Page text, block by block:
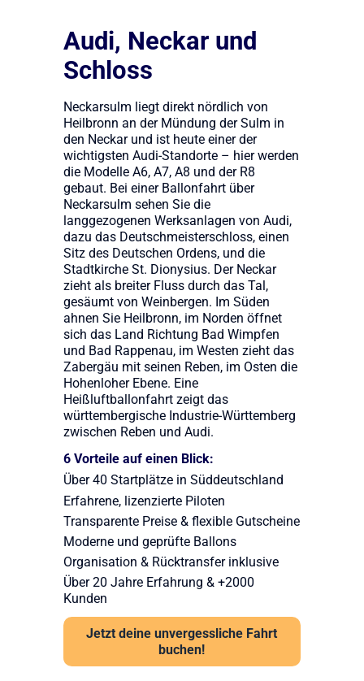
Audi, Neckar und
Schloss
Neckarsulm liegt direkt nördlich von
Heilbronn an der Mündung der Sulm in
den Neckar und ist heute einer der
wichtigsten Audi-Standorte – hier werden
die Modelle A6, A7, A8 und der R8
gebaut. Bei einer Ballonfahrt über
Neckarsulm sehen Sie die
langgezogenen Werksanlagen von Audi,
dazu das Deutschmeisterschloss, einen
Sitz des Deutschen Ordens, und die
Stadtkirche St. Dionysius. Der Neckar
zieht als breiter Fluss durch das Tal,
gesäumt von Weinbergen. Im Süden
ahnen Sie Heilbronn, im Norden öffnet
sich das Land Richtung Bad Wimpfen
und Bad Rappenau, im Westen zieht das
Zabergäu mit seinen Reben, im Osten die
Hohenloher Ebene. Eine
Heißluftballonfahrt zeigt das
württembergische Industrie-Württemberg
zwischen Reben und Audi.
6 Vorteile auf einen Blick:
Über 40 Startplätze in Süddeutschland
Erfahrene, lizenzierte Piloten
Transparente Preise & flexible Gutscheine
Moderne und geprüfte Ballons
Organisation & Rücktransfer inklusive
Über 20 Jahre Erfahrung & +2000
Kunden
Jetzt deine unvergessliche Fahrt
buchen!